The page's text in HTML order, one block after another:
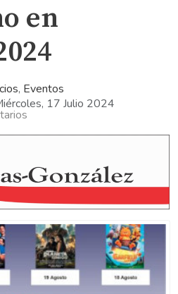
en
Eventos
17 Julio 2024